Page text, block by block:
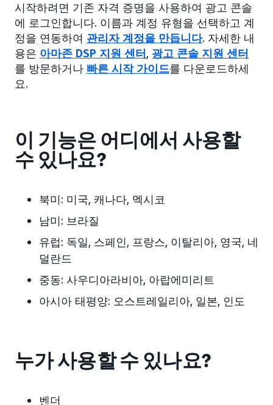
시작하려면 기존 자격 증명을 사용하여 광고 콘솔
에 로그인합니다. 이름과 계정 유형을 선택하고 계
정을 연동하여 관리자 계정을 만듭니다. 자세한 내
용은 아마존 DSP 지원 센터, 광고 콘솔 지원 센터
를 방문하거나 빠른 시작 가이드를 다운로드하세
요.
이 기능은 어디에서 사용할
수 있나요?
북미: 미국, 캐나다, 멕시코
남미: 브라질
유럽: 독일, 스페인, 프랑스, 이탈리아, 영국, 네
덜란드
중동: 사우디아라비아, 아랍에미리트
아시아 태평양: 오스트레일리아, 일본, 인도
누가 사용할 수 있나요?
벤더